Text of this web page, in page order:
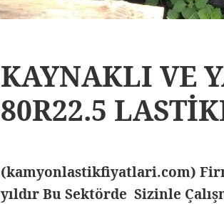
KAYNAKLI VE
80R22.5
(kamyonlastikfiyatlari.com)
yıldır Bu Sektörde Sizinle